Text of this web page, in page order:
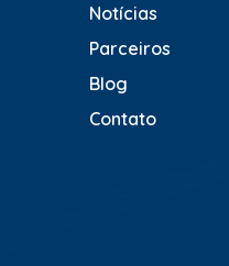
m
*
Notícias
Parceiros
Blog
Contato